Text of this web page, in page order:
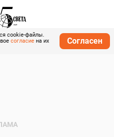
cookie-файлы.
согласие на их
Согласен